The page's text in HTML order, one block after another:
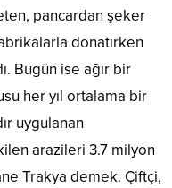
pancardan şeker
donatırken
Bugün ise ağır bir
her yıl ortalama bir
uygulanan
arazileri 3.7 milyon
Trakya demek. Çiftçi,